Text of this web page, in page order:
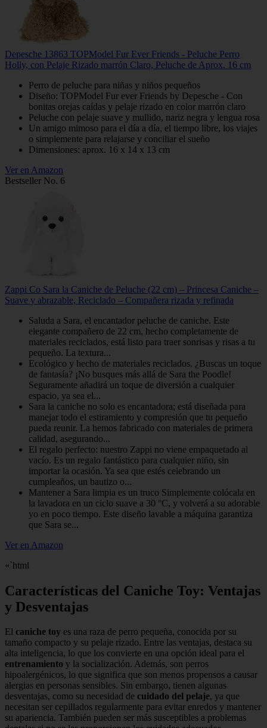
Depesche 13863 TOPModel Fur Ever Friends - Peluche Perro
Holly, con Pelaje Rizado marrón Claro, Peluche de Aprox. 16 cm
Perro de peluche para niñas y niños pequeños
Diseño: TOPModel Fur ever Friends by Depesche - Con
bonitas orejas caídas y pelaje rizado en color marrón claro
Peluche con pelaje suave y mullido, nariz negra y lengua rosa
Un amigo mimoso para el día a día, el tiempo libre, los viajes
o simplemente para relajarse y conciliar el sueño
Dimensiones: aprox. 16 x 14 x 13 cm
Ver en Amazon
Bestseller No. 6
Zappi Co Sara la Caniche de Peluche (22 cm) – Princesa Caniche –
Suave y abrazable, Reciclado – Compañera rizada y refinada
Saluda a Sara, el encantador peluche de caniche. Este
elegante compañero de 22 cm, hecho completamente de
materiales reciclados, está listo para traer sonrisas y risas a tu
pequeño. La textura...
Ecológico y hecho de materiales reciclados. ¿Buscas un toque
de fantasía? ¡No busques más allá de Sara the Poodle!
Seguramente añadirá un toque de diversión a cualquier
espacio, ya sea el...
Sara la caniche no solo es encantadora; está diseñada para
manejar todo el estiramiento y compresión que tu pequeño
pueda reunir. La hemos fabricado con materiales de primera
calidad, asegurando...
El regalo perfecto: nuestro Zappi no viene empaquetado al
vacío. Es un regalo fantástico para cualquier niño, sin
importar la ocasión. Ya sea que estés celebrando un
cumpleaños, un bautizo o...
Mantener a Sara limpia es un truco Simplemente colócala en
la lavadora en un ciclo suave a 30 °C, y volverá a su adorable
yo en poco tiempo. Este diseño lavable a máquina garantiza
que Sara se...
Ver en Amazon
«`html
Características del Caniche Toy: Ventajas
y Desventajas
El caniche toy es una raza de perro pequeña, conocida por su
tamaño compacto y su pelaje rizado. Entre las ventajas, destaca su
alta inteligencia, lo que los convierte en una opción ideal para el
entrenamiento y la socialización. Además, son perros
hipoalergénicos, lo que significa que son menos propensos a causar
alergias en personas sensibles. Sin embargo, tienen algunas
desventajas, como su necesidad de cuidado del pelaje, ya que
necesitan ser cepillados regularmente para evitar enredos y mantener
su apariencia. También pueden ser más susceptibles a problemas